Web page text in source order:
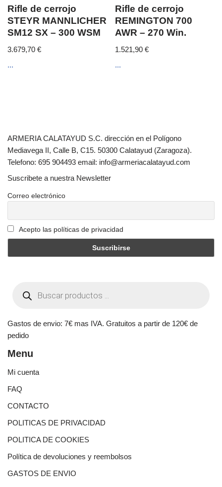
Rifle de cerrojo
STEYR MANNLICHER
SM12 SX – 300 WSM
3.679,70 €
...
Rifle de cerrojo
REMINGTON 700
AWR – 270 Win.
1.521,90€
...
ARMERIA CALATAYUD S.C. dirección en el Polígono
Mediavega II, Calle B, C15. 50300 Calatayud (Zaragoza).
Telefono: 695 904493 email: info@armeriacalatayud.com
Suscribete a nuestra Newsletter
Correo electrónico
Acepto las políticas de privacidad
Gastos de envio: 7€ mas IVA. Gratuitos a partir de 120€ de
pedido
Menu
Mi cuenta
FAQ
CONTACTO
POLITICAS DE PRIVACIDAD
POLITICA DE COOKIES
Política de devoluciones y reembolsos
GASTOS DE ENVIO